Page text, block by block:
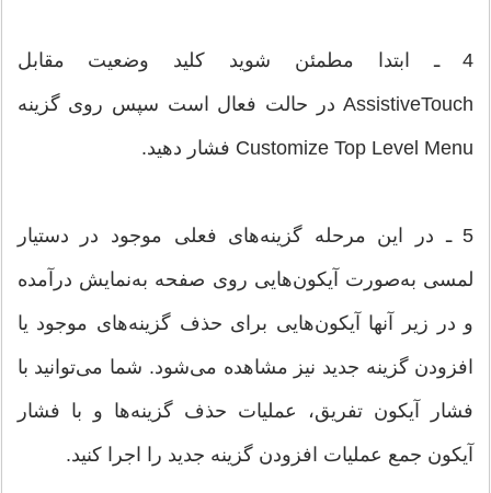
4 ـ ابتدا مطمئن شوید کلید وضعیت مقابل
AssistiveTouch در حالت فعال است سپس روی گزینه
Customize Top Level Menu فشار دهید.
5 ـ در این مرحله گزینه‌های فعلی موجود در دستیار
لمسی به‌صورت آیکون‌هایی روی صفحه به‌نمایش درآمده
و در زیر آنها آیکون‌هایی برای حذف گزینه‌های موجود یا
افزودن گزینه جدید نیز مشاهده می‌شود. شما می‌توانید با
فشار آیکون تفریق، عملیات حذف گزینه‌ها و با فشار
آیکون جمع عملیات افزودن گزینه جدید را اجرا کنید.